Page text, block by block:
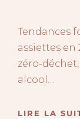
Tendances
assiettes en
zéro-
alcool…
LIRE LA